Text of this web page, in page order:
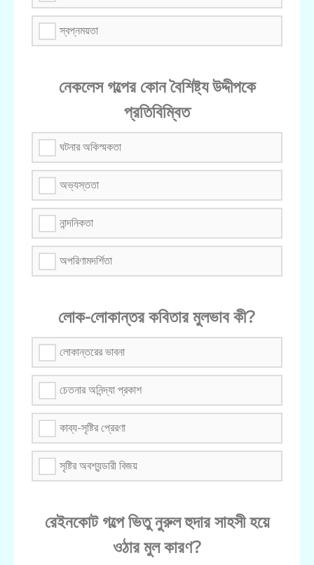
স্বপ্নময়তা
নেকলেস গল্পের কোন বৈশিষ্ট্য উদ্দীপকে
প্রতিবিম্বিত
ঘটনার অকিস্মকতা
অভ্যস্ততা
নান্দনিকতা
অপরিণামদর্শিতা
লোক-লোকান্তর কবিতার মুলভাব কী?
লোকান্তরের ভাবনা
চেতনার অনিন্দ্যা প্রকাশ
কাব্য-সৃষ্টির প্রেরণা
সৃষ্টির অবশ্যন্ডারী বিজয়
রেইনকোট গল্পে ভিতু নুরুল হুদার সাহসী হয়ে
ওঠার মুল কারণ?